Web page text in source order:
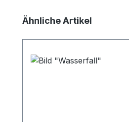
Produktgalerie überspringen
Ähnliche Artikel